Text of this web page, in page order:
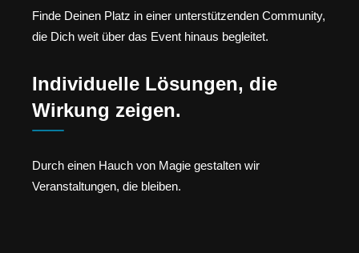
Finde Deinen Platz in einer unterstützenden Community,
die Dich weit über das Event hinaus begleitet.
Individuelle Lösungen, die
Wirkung zeigen.
Durch einen Hauch von Magie gestalten wir
Veranstaltungen, die bleiben.